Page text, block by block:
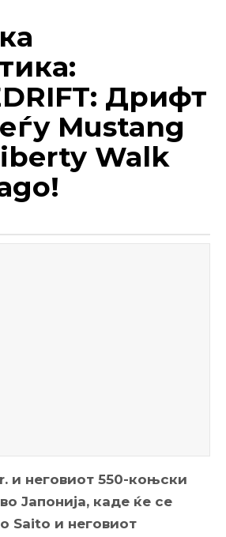
Дрифт
Mustang
Walk
и неговиот 550-коњски
Јапонија, каде ќе се
Saito и неговиот